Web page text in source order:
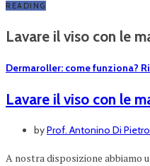
READING
Lavare il viso con le
Dermaroller: come funziona?
Lavare il viso con le
byProf. Antonino Di Pietro
A nostra disposizione